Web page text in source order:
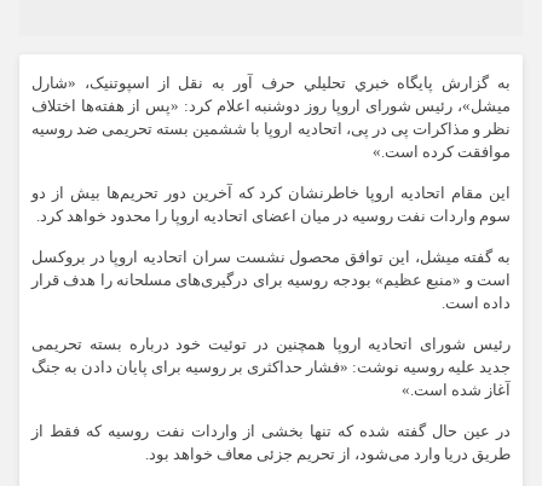
به گزارش پايگاه خبري تحليلي حرف آور به نقل از اسپوتنیک، «شارل
میشل»، رئیس شورای اروپا روز دوشنبه اعلام کرد: «پس از هفته‌ها اختلاف
نظر و مذاکرات پی در پی، اتحادیه اروپا با ششمین بسته تحریمی ضد روسیه
موافقت کرده است.»
این مقام اتحادیه اروپا خاطرنشان کرد که آخرین دور تحریم‌ها بیش از دو
سوم واردات نفت روسیه در میان اعضای اتحادیه اروپا را محدود خواهد کرد.
به گفته میشل، این توافق محصول نشست سران اتحادیه اروپا در بروکسل
است و «منبع عظیم» بودجه روسیه برای درگیری‌های مسلحانه را هدف قرار
داده است.
رئیس شورای اتحادیه اروپا همچنین در توئیت خود درباره بسته تحریمی
جدید علیه روسیه نوشت: «فشار حداکثری بر روسیه برای پایان دادن به جنگ
آغاز شده است.»
در عین حال گفته شده که تنها بخشی از واردات نفت روسیه که فقط از
طریق دریا وارد می‌شود، از تحریم جزئی معاف خواهد بود.